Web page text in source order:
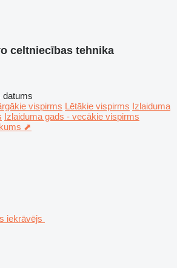
celtniecības tehnika
datums
vispirms Lētākie vispirms Izlaiduma
Izlaiduma gads - vecākie vispirms
⬈